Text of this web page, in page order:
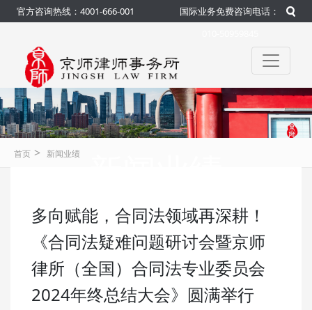
官方咨询热线：4001-666-001
国际业务免费咨询电话：
官方 咨询热线：4001-666-001
首页 > 新闻业绩
多向赋能，合同法领域再深耕！​
《合同法疑难问题研讨会暨京师
律所（全国）合同法专业委员会
2024年终总结大会》圆满举行